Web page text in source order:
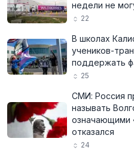
недели не
22
В школах
учеников-
поддержать
25
СМИ: Россия
называть
означающими
отказался
24